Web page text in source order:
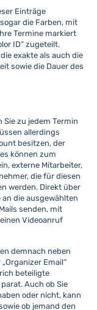
Einträge
die Farben, mit
Termine markiert
ID“ zugeteilt.
exakte als auch die
sowie die Dauer des
Sie zu jedem Termin
allerdings
besitzen, der
können zum
externe Mitarbeiter,
die für diesen
werden. Direkt über
die ausgewählten
senden, mit
Videoanruf
demnach neben
Email“
beteiligte
Auch ob Sie
oder nicht, kann
ob jemand den